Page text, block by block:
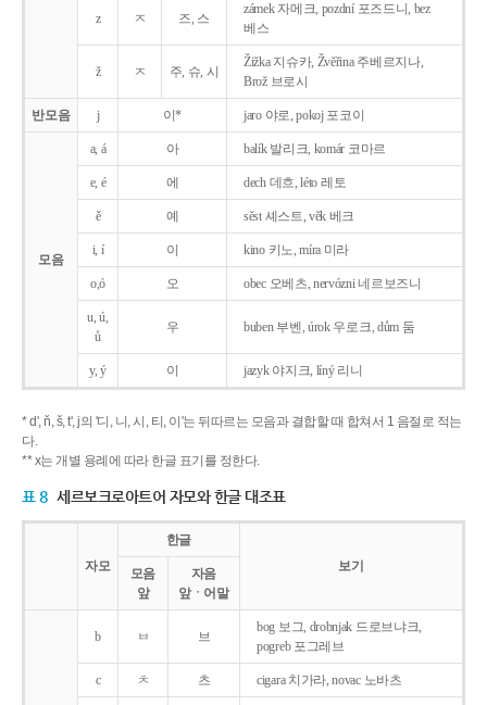
z ㅈ 즈, 스
zámek 자메크, pozdní 포즈드니, bez
베스
ž ㅈ 주, 슈, 시
Žižka 지슈카, Žvěřina 주베르지나,
Brož 브로시
반모음 j 이* jaro 야로, pokoj 포코이
모음
a, á 아 balík 발리크, komár 코마르
e, é 에 dech 데흐, léto 레토
ě 예 sěst 셰스트, věk 베크
i, í 이 kino 키노, míra 미라
o,ó 오 obec 오베츠, nervózni 네르보즈니
u, ú,
ů
우 buben 부벤, úrok 우로크, dům 둠
y, ý 이 jazyk야지크, líný 리니
* d', ň, š, t', j의 '디, 니, 시, 티, 이'는 뒤따르는 모음과 결합할 때 합쳐서 1 음절로 적는
다.
** x는 개별 용례에 따라 한글 표기를 정한다.
표 8 세르보크로아트어 자모와 한글 대조표
자모
한글
보기
모음
앞
자음
앞ㆍ어말
b ㅂ 브
bog 보그, drobnjak 드로브냐크,
pogreb 포그레브
c ㅊ 츠 cigara 치가라, novac 노바츠